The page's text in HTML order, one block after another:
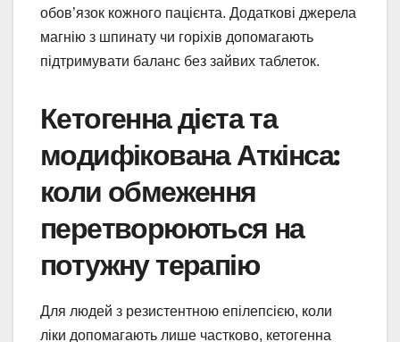
обов’язок кожного пацієнта. Додаткові джерела
магнію з шпинату чи горіхів допомагають
підтримувати баланс без зайвих таблеток.
Кетогенна дієта та
модифікована Аткінса:
коли обмеження
перетворюються на
потужну терапію
Для людей з резистентною епілепсією, коли
ліки допомагають лише частково, кетогенна